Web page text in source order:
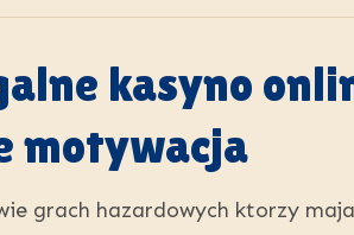
kasyno
motywacja
grach hazardowych ktorzy